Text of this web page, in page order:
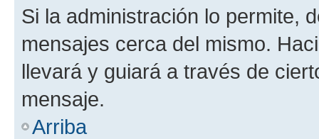
Si la administración lo permite,
mensajes cerca del mismo.
llevará y guiará a través de
mensaje.
Arriba